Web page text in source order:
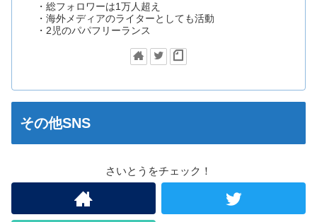
・総フォロワーは1万人超え
・海外メディアのライターとしても活動
・2児のパパフリーランス
その他SNS
さいとうをチェック！